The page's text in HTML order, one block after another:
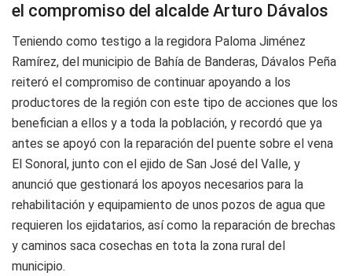
el compromiso del alcalde Arturo Dávalos
Teniendo como testigo a la regidora Paloma Jiménez
Ramírez, del municipio de Bahía de Banderas, Dávalos Peña
reiteró el compromiso de continuar apoyando a los
productores de la región con este tipo de acciones que los
benefician a ellos y a toda la población, y recordó que ya
antes se apoyó con la reparación del puente sobre el vena
El Sonoral, junto con el ejido de San José del Valle, y
anunció que gestionará los apoyos necesarios para la
rehabilitación y equipamiento de unos pozos de agua que
requieren los ejidatarios, así como la reparación de brechas
y caminos saca cosechas en tota la zona rural del
municipio.